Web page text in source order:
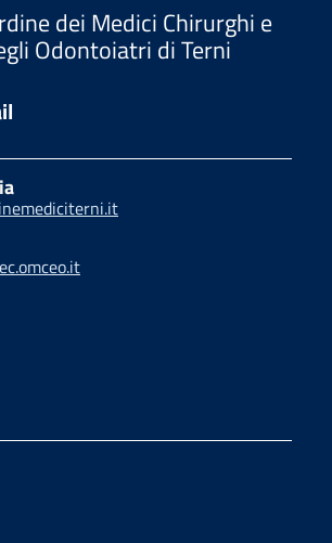
dei Medici Chirurghi e
Odontoiatri di Terni